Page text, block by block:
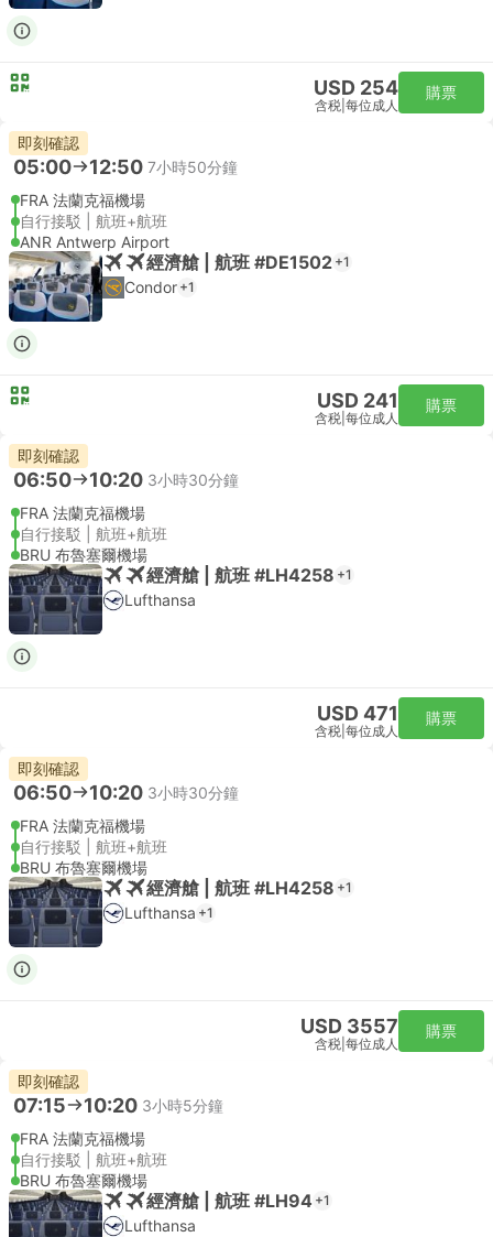
USD 254
含税 每位成人
購票
即刻確認
05:00 12:50 7小時50分鐘
FRA 法蘭克福機場
自行接駁 | 航班+航班
ANR Antwerp Airport
經濟艙 | 航班 #DE1502 +1
Condor +1
USD 241
含税 每位成人
購票
即刻確認
06:50 10:20 3小時30分鐘
FRA 法蘭克福機場
自行接駁 | 航班+航班
BRU 布魯塞爾機場
經濟艙 | 航班 #LH4258 +1
Lufthansa
USD 471
含税 每位成人
購票
即刻確認
06:50 10:20 3小時30分鐘
FRA 法蘭克福機場
自行接駁 | 航班+航班
BRU 布魯塞爾機場
經濟艙 | 航班 #LH4258 +1
Lufthansa +1
USD 3557
含税 每位成人
購票
即刻確認
07:15 10:20 3小時5分鐘
FRA 法蘭克福機場
自行接駁 | 航班+航班
BRU 布魯塞爾機場
經濟艙 | 航班 #LH94 +1
Lufthansa